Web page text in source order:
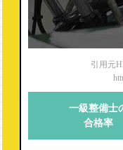
引用元
一級整備士
合格率